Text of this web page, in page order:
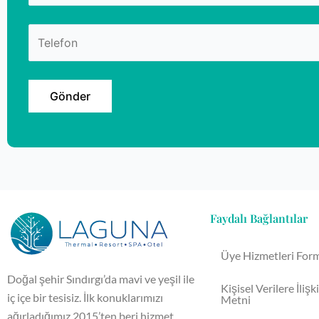
Doğal şehir Sındırgı’da mavi ve yeşil ile
iç içe bir tesisiz. İlk konuklarımızı
ağırladığımız 2015’ten beri hizmet
Faydalı Bağlantılar
Üye Hizmetleri
Kişisel Verilere
Metni